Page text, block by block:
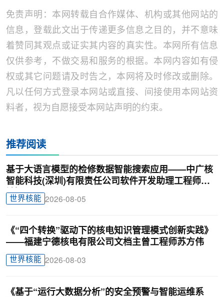
免责声明：本网转载自合作媒体、机构或其他网站的
信息，登载此文出于传递更多信息之目的，并不意味
着赞同其观点或证实其内容的真实性。本网所有信息
仅供参考，不做交易和服务的根据。本网内容如有侵
权或其它问题请及时告之，本网将及时修改或删除。
凡以任何方式登录本网站或直接、间接使用本网站资
料者，视为自愿接受本网站声明的约束。
推荐阅读
基于大语言模型的检修数据智能搜索应用——中广核
智能科技(深圳)有限责任公司软件开发助理工程师廖
锦颖
世界核能 2026-08-05
《“四个转换”驱动下的核电知识管理模式创新实践》
——福建宁德核电有限公司文档主曾工程师苏方伟
世界核能 2026-08-03
《基于“运行大数据分析”的安全预警与智能运维系